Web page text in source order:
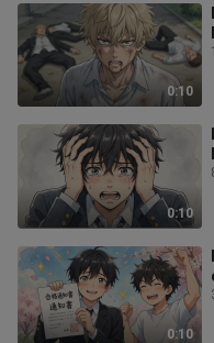
0:10
0:10
0:10